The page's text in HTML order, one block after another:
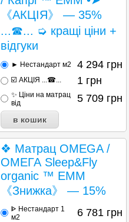
《АКЦІЯ》 — 35%
...☎... ➭ кращі ціни +
відгуки
► Нестандарт м2 4 294 грн
☑️ АКЦІЯ ...☎... 1 грн
✨ Ціни на матрац
від
5 709 грн
❖ Матрац OMEGA /
ОМЕГА Sleep&Fly
organic ™ ЕММ
《Знижка》 — 15%
ᐈ Нестандарт 1
м2
6 781 грн